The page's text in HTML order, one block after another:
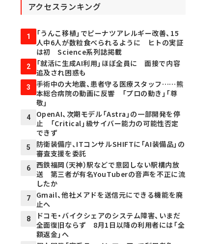
アクセスランキング
1
「うんこ移植」でピーナツアレルギー改善、15
人中6人が数粒食べられるように ヒトの実証
は初 Science系列誌掲載
2
「就活に生成AI利用」ほぼ全員に 面接で内容
追及され困惑も
3
手術中の大地震、患者守る医療スタッフ……熊
本総合病院の動画に反響 「プロの動き」「尊
敬」
4
OpenAI、次期モデル「Astra」の一部開発を停
止 「Critical」級サイバー能力の可能性否定
できず
5
防衛装備庁、ITコンサルSHIFTに「AI装備品」の
審査支援を委託
6
西鉄福岡（天神）駅などで意図しない駅構内放
送 第三者が有名YouTuberの音声を不正に流
したか
7
Gmail、他社メアドを送信元にできる機能を廃
止へ
8
ドコモ・バイクシェアのシステム障害、いまだ
全面復旧ならず 8月1日以降の利用者には「全
額返金」へ